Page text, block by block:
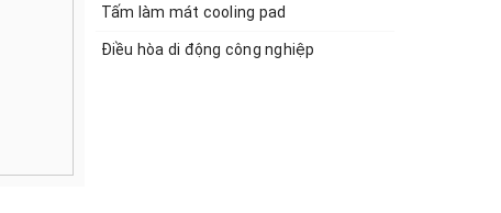
Tấm làm mát cooling pad
Điều hòa di động công nghiệp